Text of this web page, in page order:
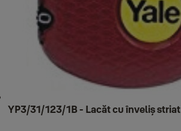
YP3/31/123/1B - Lacăt cu înveliș striat